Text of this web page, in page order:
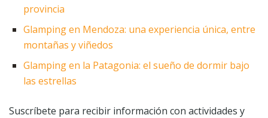
provincia
Glamping en Mendoza: una experiencia única, entre
montañas y viñedos
Glamping en la Patagonia: el sueño de dormir bajo
las estrellas
Suscríbete para recibir información con actividades y